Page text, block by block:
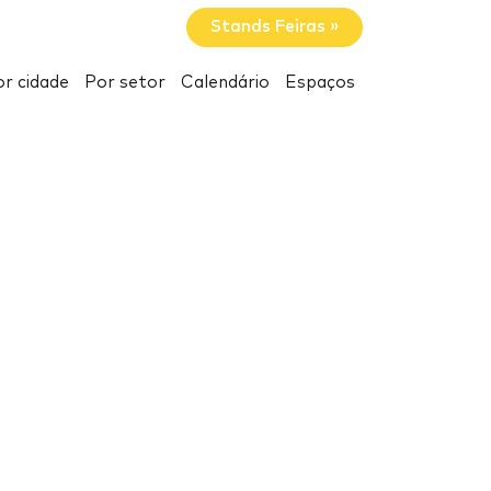
Stands Feiras »
cidade Por setor Calendário Espaços